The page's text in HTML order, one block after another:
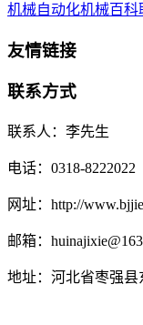
机械自动化机械百科
友情链接
联系方式
联系人：李先生
电话：0318-8222022
网址：http://
邮箱：
地址：河北省枣强县